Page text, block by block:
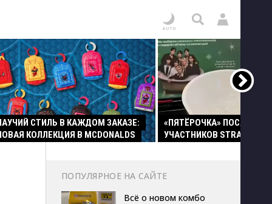
СТИЛЬ В КАЖДОМ ЗАКАЗЕ:
КОЛЛЕКЦИЯ В MCDONALDS
«ПЯТЁРОЧКА» ПОСАДИЛА
УЧАСТНИКОВ STRAY KIDS
ПОПУЛЯРНОЕ НА САЙТЕ
Всё о новом комбо